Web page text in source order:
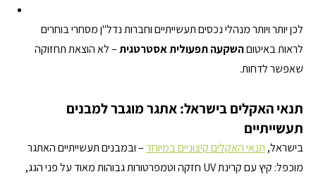
לכן יותר ויותר מנהלי נכסים תעשייתיים וחברות נדל"ן מסחרי בוחרים
לראות באיטום השקעה תפעולית אסטרטגית – לא הוצאת תחזוקה
שאפשר לדחות.
תנאי האקלים בישראל: אתגר מוגבר למבנים
תעשייתיים
בישראל, תנאי האקלים קיצוניים במיוחד – ובמבנים תעשייתיים האתגר
מוכפל: קיץ עם קרינת UV חזקה וטמפרטורות גבוהות מאוד על פני הגג,